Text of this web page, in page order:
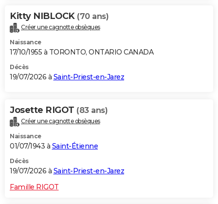
Kitty NIBLOCK (70 ans)
Créer une cagnotte obsèques
Naissance
17/10/1955 à TORONTO, ONTARIO CANADA
Décès
19/07/2026 à Saint-Priest-en-Jarez
Josette RIGOT (83 ans)
Créer une cagnotte obsèques
Naissance
01/07/1943 à Saint-Étienne
Décès
19/07/2026 à Saint-Priest-en-Jarez
Famille RIGOT